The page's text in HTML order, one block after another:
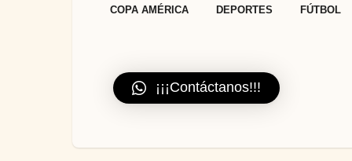
COPA AMÉRICA DEPORTES FÚTBOL
¡¡¡Contáctanos!!!